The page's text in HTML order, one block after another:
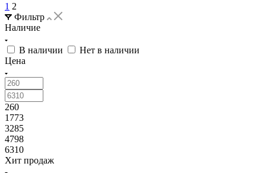
1 2
Фильтр
Наличие
В наличии
Нет в наличии
Цена
260
1773
3285
4798
6310
Хит продаж